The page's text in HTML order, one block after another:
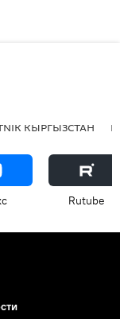
КЫРГЫЗСТАН
Rutube